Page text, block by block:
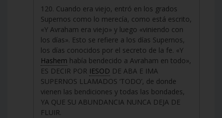
120. Cuando era viejo, entró en los grados
Supernos como lo merecía, como está escrito,
«Y Avraham era viejo» y luego «viniendo con
los días». Esto se refiere a los días Supernos,
los días conocidos por el secreto de la fe. «Y
Hashem había bendecido a Avraham en todo»,
ES DECIR POR IESOD DE ABA E IMA
SUPERNOS LLAMADOS ‘TODO’, de donde
vienen las bendiciones y todas las bondades,
YA QUE SU ABUNDANCIA NUNCA DEJA DE
FLUIR.